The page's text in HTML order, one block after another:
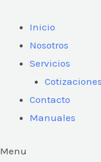
contenido
Inicio
Nosotros
Servicios
Contacto
Manuales
Menu